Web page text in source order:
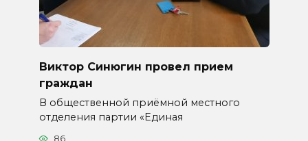
Виктор Синюгин провел прием
граждан
В общественной приёмной местного
отделения партии «Единая
86